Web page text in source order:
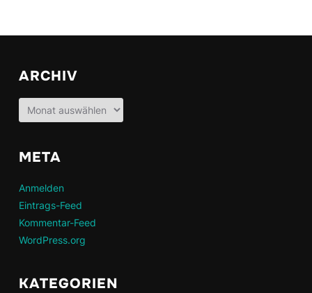
ARCHIV
Archiv
META
Anmelden
Eintrags-Feed
Kommentar-Feed
WordPress.org
KATEGORIEN